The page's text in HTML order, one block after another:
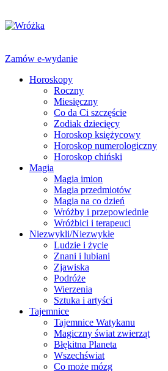
Zamów e-wydanie
Horoskopy
Roczny
Miesięczny
Co da Ci szczęście
Zodiak dziecięcy
Horoskop księżycowy
Horoskop numerologiczny
Horoskop chiński
Magia
Magia imion
Magia przedmiotów
Magia na co dzień
Wróżby i przepowiednie
Wróżbici i terapeuci
Niezwykli/Niezwykłe
Ludzie i życie
Znani i lubiani
Zjawiska
Podróże
Wierzenia
Sztuka i artyści
Tajemnice
Tajemnice Watykanu
Magiczny świat zwierząt
Błękitna Planeta
Wszechświat
Co może mózg